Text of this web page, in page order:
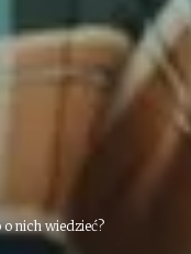
nich wiedzieć?